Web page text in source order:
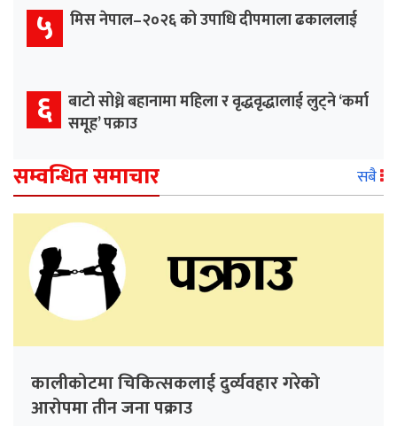
५ मिस नेपाल–२०२६ को उपाधि दीपमाला ढकाललाई
६ बाटो सोध्ने बहानामा महिला र वृद्धवृद्धालाई लुट्ने ‘कर्मा
समूह’ पक्राउ
सम्वन्धित समाचार सबै
कालीकोटमा चिकित्सकलाई दुर्व्यवहार गरेको
आरोपमा तीन जना पक्राउ